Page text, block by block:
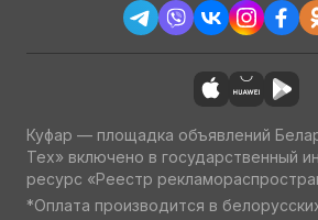
Куфар — площадка объявлений
Тех» включено в государственный
ресурс «Реестр
*Оплата производится в